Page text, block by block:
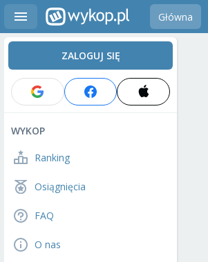
Główna
ZALOGUJ SIĘ
WYKOP
Ranking
Osiągnięcia
FAQ
O nas